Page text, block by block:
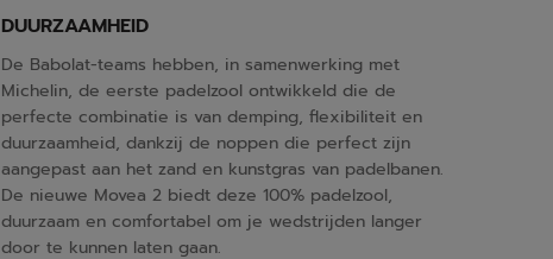
DUURZAAMHEID
De Babolat-teams hebben, in samenwerking met
Michelin, de eerste padelzool ontwikkeld die de
perfecte combinatie is van demping, flexibiliteit en
duurzaamheid, dankzij de noppen die perfect zijn
aangepast aan het zand en kunstgras van padelbanen.
De nieuwe Movea 2 biedt deze 100% padelzool,
duurzaam en comfortabel om je wedstrijden langer
door te kunnen laten gaan.